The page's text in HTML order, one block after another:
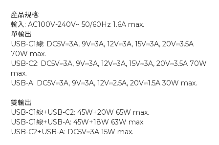
產品規格:
輸入: AC100V-240V~ 50/60Hz 1.6A max.
單輸出
USB-C1線: DC5V⎓3A, 9V⎓3A, 12V⎓3A, 15V⎓3A, 20V⎓3.5A
70W max.
USB-C2: DC5V⎓3A, 9V⎓3A, 12V⎓3A, 15V⎓3A, 20V⎓3.5A 70W
max.
USB-A: DC5V⎓3A, 9V⎓3A, 12V⎓2.5A, 20V⎓1.5A 30W max.
雙輸出
USB-C1線+USB-C2: 45W+20W 65W max.
USB-C1線+USB-A: 45W+18W 63W max.
USB-C2+USB-A: DC5V⎓3A 15W max.